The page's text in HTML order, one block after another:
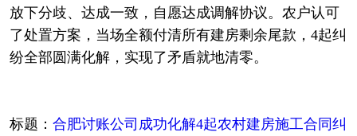
放下分歧、达成一致，自愿达成调解协议。农户认可
了处置方案，当场全额付清所有建房剩余尾款，4起纠
纷全部圆满化解，实现了矛盾就地清零。
标题： 合肥讨账公司成功化解4起农村建房施工合同纠